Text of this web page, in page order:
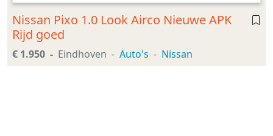
Nissan Pixo 1.0 Look Airco Nieuwe APK
Rijd goed
€ 1.950 Eindhoven Auto's Nissan